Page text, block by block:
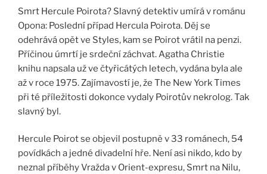
Smrt Hercule Poirota? Slavný detektiv umírá v románu
Opona: Poslední případ Hercula Poirota. Děj se
odehrává opět ve Styles, kam se Poirot vrátil na penzi.
Příčinou úmrtí je srdeční záchvat. Agatha Christie
knihu napsala už ve čtyřicátých letech, vydána byla ale
až v roce 1975. Zajímavostí je, že The New York Times
při té příležitosti dokonce vydaly Poirotův nekrolog. Tak
slavný byl.
Hercule Poirot se objevil postupně v 33 románech, 54
povídkách a jedné divadelní hře. Není asi nikdo, kdo by
neznal příběhy Vražda v Orient-expresu, Smrt na Nilu,